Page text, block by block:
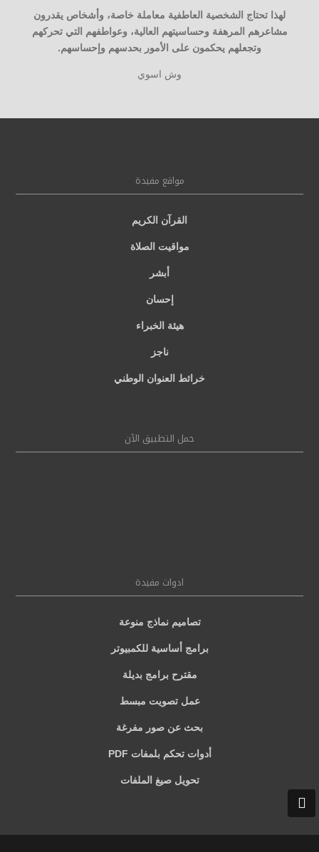
لهذا تحتاج الشخصية العاطفية معاملة خاصة، وأشخاص يقدرون
مشاعرهم المرهفة وحساسيتهم العالية، وعواطفهم التي تحركهم
وتجعلهم يحكمون على الأمور بحدسهم وإحساسهم.
وش اسوي
مواقع مفيدة
القرآن الكريم
مواقيت الصلاة
أبشر
إحسان
هيئة الخبراء
ناجز
خرائط العنوان الوطني
حمل التطبيق الآن
ادوات مفيدة
تصاميم نماذج منوعة
برامج أساسية للكمبيوتر
مقترح برامج بديلة
عمل تصويت مبسط
بحث عن صور مفرغة
أدوات تحكم بلمفات PDF
تحويل صيغ الملفات